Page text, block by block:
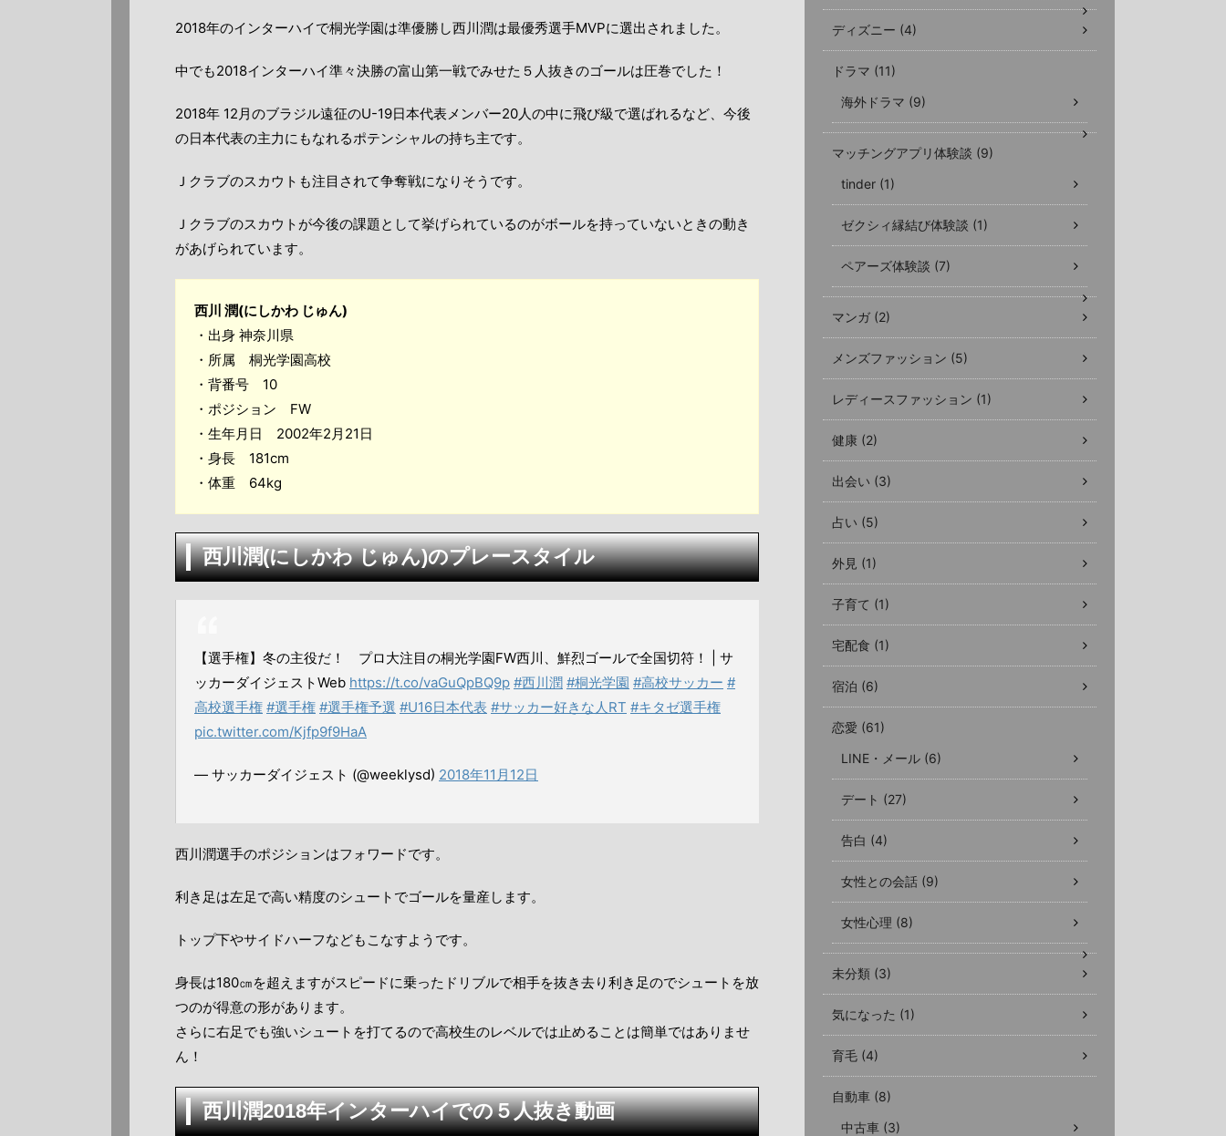
2018年のインターハイで桐光学園は準優勝し西川潤は最優秀選手MVPに選出されました。
中でも2018インターハイ準々決勝の富山第一戦でみせた５人抜きのゴールは圧巻でした！
2018年 12月のブラジル遠征のU-19日本代表メンバー20人の中に飛び級で選ばれるなど、今後
の日本代表の主力にもなれるポテンシャルの持ち主です。
Ｊクラブのスカウトも注目されて争奪戦になりそうです。
Ｊクラブのスカウトが今後の課題として挙げられているのがボールを持っていないときの動き
があげられています。
西川 潤(にしかわ じゅん)
・出身 神奈川県
・所属 桐光学園高校
・背番号 10
・ポジション FW
・生年月日 2002年2月21日
・身長 181cm
・体重 64kg
西川潤(にしかわ じゅん)のプレースタイル
【選手権】冬の主役だ！ プロ大注目の桐光学園FW西川、鮮烈ゴールで全国切符！ | サ
ッカーダイジェストWeb https://t.co/vaGuQpBQ9p #西川潤 #桐光学園 #高校サッカー #
高校選手権 #選手権 #選手権予選 #U16日本代表 #サッカー好きな人RT #キタゼ選手権
pic.twitter.com/Kjfp9f9HaA
— サッカーダイジェスト (@weeklysd) 2018年11月12日
西川潤選手のポジションはフォワードです。
利き足は左足で高い精度のシュートでゴールを量産します。
トップ下やサイドハーフなどもこなすようです。
身長は180㎝を超えますがスピードに乗ったドリブルで相手を抜き去り利き足のでシュートを放
つのが得意の形があります。
さらに右足でも強いシュートを打てるので高校生のレベルでは止めることは簡単ではありませ
ん！
西川潤2018年インターハイでの５人抜き動画
ディズニー (4)
ドラマ (11)
海外ドラマ (9)
マッチングアプリ体験談 (9)
tinder (1)
ゼクシィ縁結び体験談 (1)
ペアーズ体験談 (7)
マンガ (2)
メンズファッション (5)
レディースファッション (1)
健康 (2)
出会い (3)
占い (5)
外見 (1)
子育て (1)
宅配食 (1)
宿泊 (6)
恋愛 (61)
LINE・メール (6)
デート (27)
告白 (4)
女性との会話 (9)
女性心理 (8)
未分類 (3)
気になった (1)
育毛 (4)
自動車 (8)
中古車 (3)